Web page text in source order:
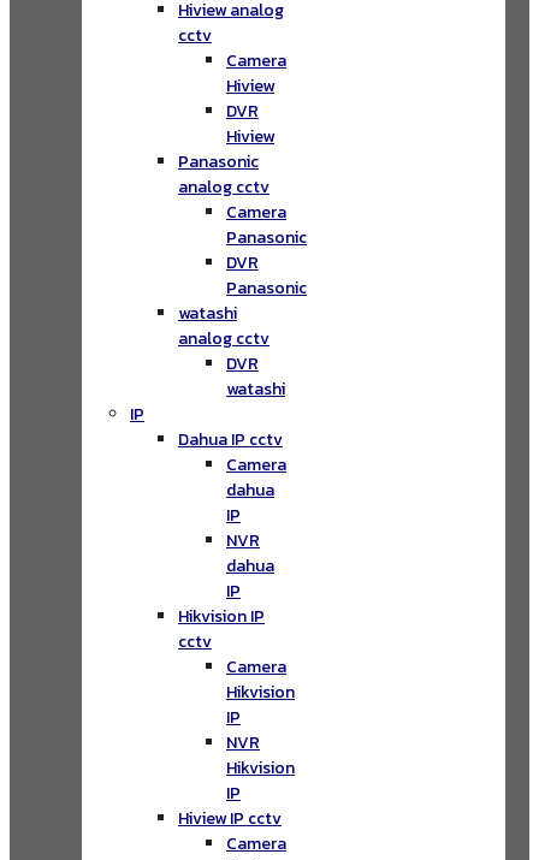
Hiview analog
cctv
Camera
Hiview
DVR
Hiview
Panasonic
analog cctv
Camera
Panasonic
DVR
Panasonic
watashi
analog cctv
DVR
watashi
IP
Dahua IP cctv
Camera
dahua
IP
NVR
dahua
IP
Hikvision IP
cctv
Camera
Hikvision
IP
NVR
Hikvision
IP
Hiview IP cctv
Camera